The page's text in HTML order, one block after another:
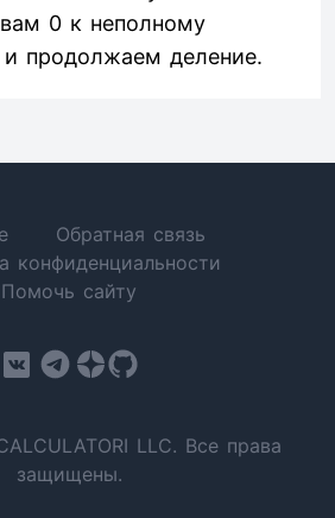
0 к неполному
продолжаем деление.
Обратная связь
конфиденциальности
Помочь сайту
LLC. Все права
защищены.